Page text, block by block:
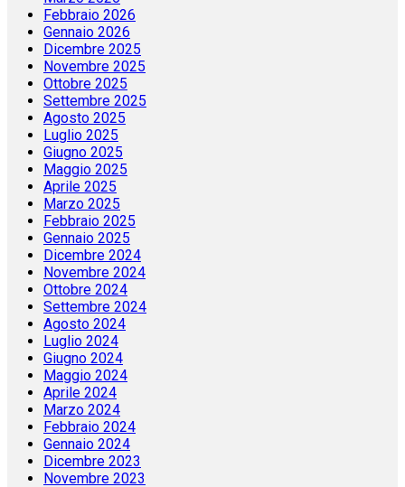
Febbraio 2026
Gennaio 2026
Dicembre 2025
Novembre 2025
Ottobre 2025
Settembre 2025
Agosto 2025
Luglio 2025
Giugno 2025
Maggio 2025
Aprile 2025
Marzo 2025
Febbraio 2025
Gennaio 2025
Dicembre 2024
Novembre 2024
Ottobre 2024
Settembre 2024
Agosto 2024
Luglio 2024
Giugno 2024
Maggio 2024
Aprile 2024
Marzo 2024
Febbraio 2024
Gennaio 2024
Dicembre 2023
Novembre 2023